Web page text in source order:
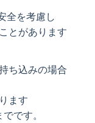
全を考慮し
とがあります
ち込みの場合
ます
です。